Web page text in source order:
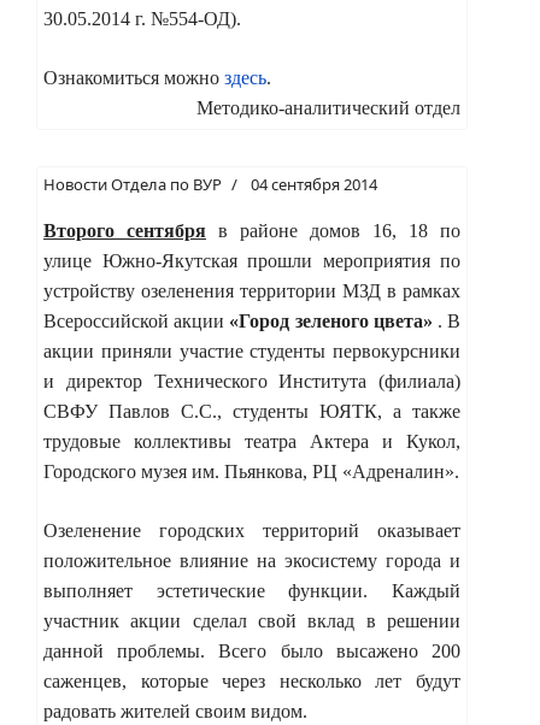
30.05.2014 г. №554-ОД).
Ознакомиться можно здесь.
Методико-аналитический отдел
Новости Отдела по ВУР 04 сентября 2014
Второго сентября в районе домов 16, 18 по
улице Южно-Якутская прошли мероприятия по
устройству озеленения территории МЗД в рамках
Всероссийской акции «Город зеленого цвета» . В
акции приняли участие студенты первокурсники
и директор Технического Института (филиала)
СВФУ Павлов С.С., студенты ЮЯТК, а также
трудовые коллективы театра Актера и Кукол,
Городского музея им. Пьянкова, РЦ «Адреналин».
Озеленение городских территорий оказывает
положительное влияние на экосистему города и
выполняет
эстетические функции. Каждый
участник акции сделал свой вклад в решении
данной проблемы. Всего было высажено 200
саженцев, которые через несколько лет будут
радовать жителей своим видом.